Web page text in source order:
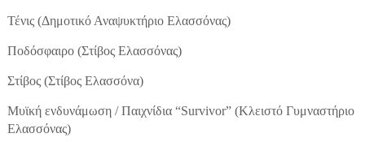
Τένις (Δημοτικό Αναψυκτήριο Ελασσόνας)
Ποδόσφαιρο (Στίβος Ελασσόνας)
Στίβος (Στίβος Ελασσόνα)
Μυϊκή ενδυνάμωση / Παιχνίδια “Survivor” (Κλειστό Γυμναστήριο
Ελασσόνας)